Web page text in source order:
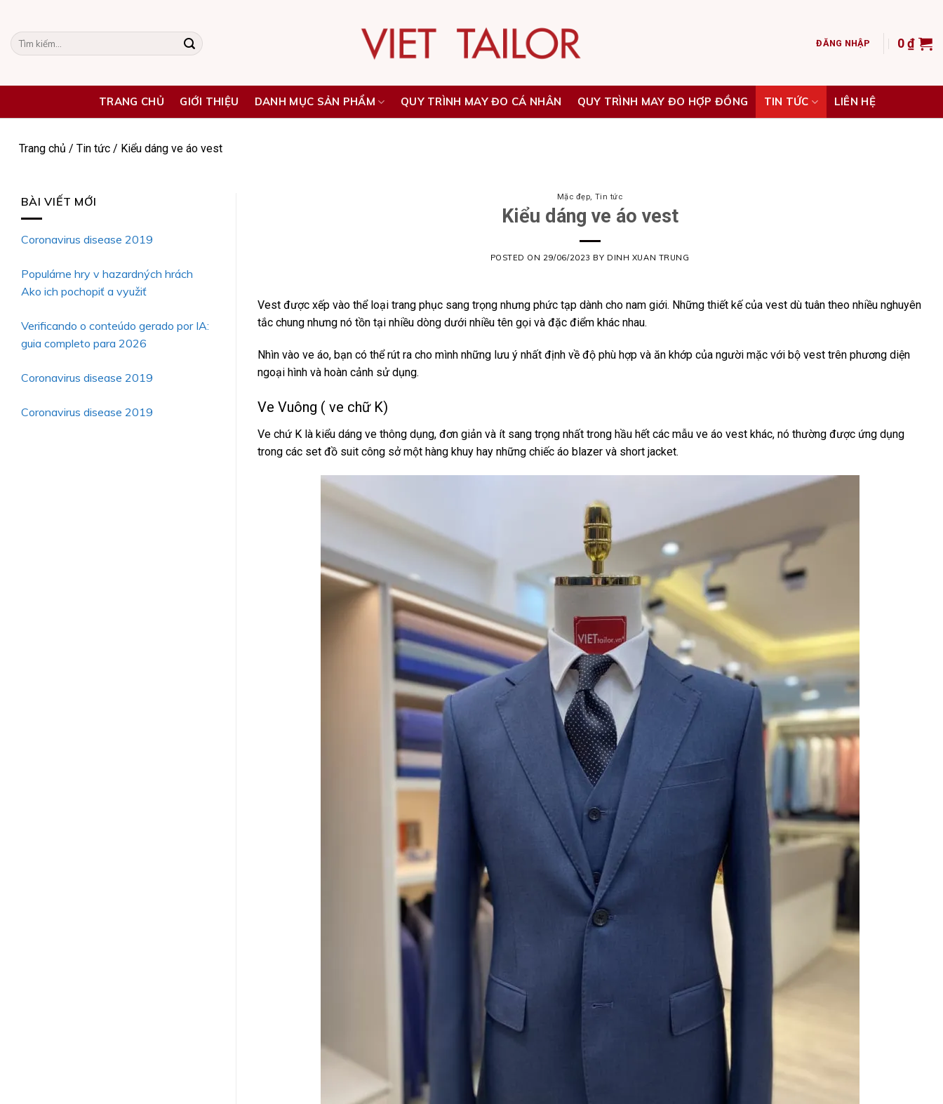
content
Tìm
kiếm:
ĐĂNG NHẬP 0₫
TRANG CHỦ GIỚI THIỆU DANH MỤC SẢN PHẨM QUY TRÌNH MAY ĐO CÁ NHÂN QUY TRÌNH MAY ĐO HỢP ĐỒNG TIN TỨC LIÊN HỆ
Trang chủ / Tin tức / Kiểu dáng ve áo vest
BÀI VIẾT MỚI
Coronavirus disease 2019
Populárne hry v hazardných hrách
Ako ich pochopiť a využiť
Verificando o conteúdo gerado por IA:
guia completo para 2026
Coronavirus disease 2019
Coronavirus disease 2019
Mặc đẹp, Tin tức
Kiểu dáng ve áo vest
POSTED ON 29/06/2023 BY DINH XUAN TRUNG
Vest được xếp vào thể loại trang phục sang trọng nhưng phức tạp dành cho nam giới. Những thiết kế của vest dù tuân theo nhiều nghuyên
tắc chung nhưng nó tồn tại nhiều dòng dưới nhiều tên gọi và đặc điểm khác nhau.
Nhìn vào ve áo, bạn có thể rút ra cho mình những lưu ý nhất định về độ phù hợp và ăn khớp của người mặc với bộ vest trên phương diện
ngoại hình và hoàn cảnh sử dụng.
Ve Vuông ( ve chữ K)
Ve chứ K là kiểu dáng ve thông dụng, đơn giản và ít sang trọng nhất trong hầu hết các mẫu ve áo vest khác, nó thường được ứng dụng
trong các set đồ suit công sở một hàng khuy hay những chiếc áo blazer và short jacket.